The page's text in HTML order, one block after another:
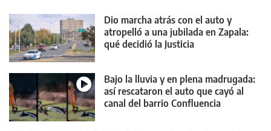
Dio marcha atrás con el auto y
atropelló a una jubilada en Zapala:
qué decidió la Justicia
Bajo la lluvia y en plena madrugada:
así rescataron el auto que cayó al
canal del barrio Confluencia